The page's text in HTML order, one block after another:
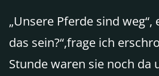
„Unsere Pferde sind
das sein?“,frage ich
Stunde waren sie noch da